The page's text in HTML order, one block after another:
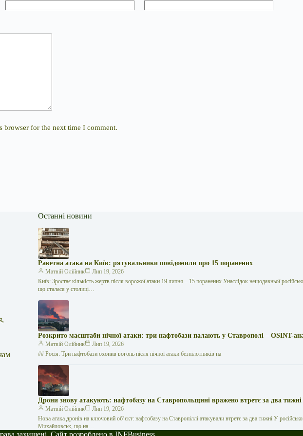
browser for the next time I comment.
Останні новини
Ракетна атака на Київ: рятувальники повідомили про 15 поранених
Матвій Олійник
Лип 19, 2026
Київ: Зростає кількість жертв після ворожої атаки 19 липня – 15 поранених Унаслідок нещодавньої
що сталася у столиці…
Розкрито масштаби нічної атаки: три нафтобази палають у Ставрополі – OSINT-
Матвій Олійник
Лип 19, 2026
## Росія: Три нафтобази охопив вогонь після нічної атаки безпілотників на
Дрони знову атакують: нафтобазу на Ставропольщині вражено втретє за два тижні
Матвій Олійник
Лип 19, 2026
Нова атака дронів на ключовий об’єкт: нафтобазу на Ставропіллі атакували втретє за два тижні У
Михайловськ, що на…
захищені. Сайт розроблено в INFBusiness